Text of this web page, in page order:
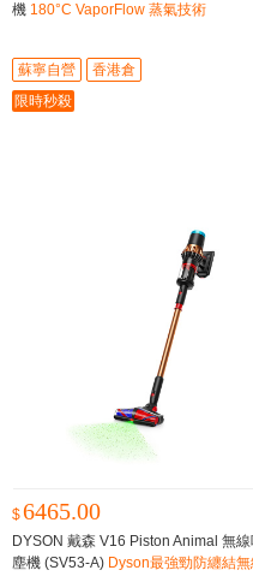
機 180°C VaporFlow 蒸氣技術
蘇寧自營
香港倉
限時秒殺
$6465.00
DYSON 戴森 V16 Piston Animal 無
塵機 (SV53-A) Dyson最強勁防纏結